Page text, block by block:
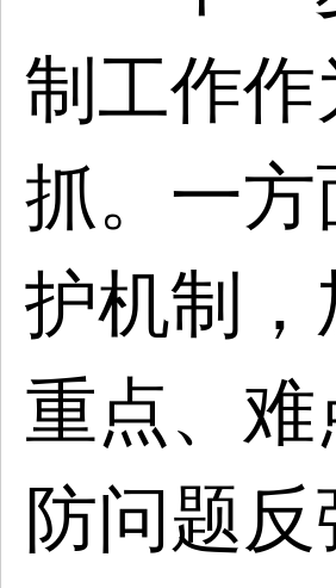
制工作
抓。一
护机制
重点、
防问题